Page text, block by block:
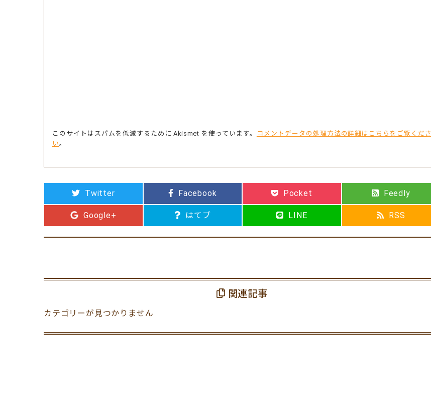
このサイトはスパムを低減するために Akismet を使っています。
コメントデータの処理方法の詳細はこちらをご覧くださ
い。
Twitter Facebook Pocket Feedly
Google+ はてブ LINE RSS
関連記事
カテゴリーが見つかりません